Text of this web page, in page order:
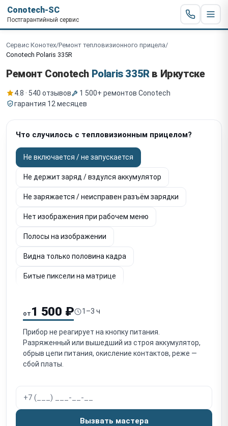
Conotech-SC
Постгарантийный сервис
Сервис Конотех/Ремонт тепловизионного прицела/
Conotech Polaris 335R
Ремонт Conotech Polaris 335R в Иркутске
4.8 · 540 отзывов
1 500+ ремонтов Conotech
гарантия 12 месяцев
Что случилось с тепловизионным прицелом?
Не включается / не запускается
Не держит заряд / вздулся аккумулятор
Не заряжается / неисправен разъём зарядки
Нет изображения при рабочем меню
Полосы на изображении
Видна только половина кадра
Битые пиксели на матрице
Не работает энкодер / кнопки управления
Выключается после выстрела
Сбивается пристрелка (уход СТП)
Повреждение объектива (германиевой линзы)
от 1 500 ₽ 1–3 ч
Прибор не реагирует на кнопку питания.
Разряженный или вышедший из строя аккумулятор,
обрыв цепи питания, окисление контактов, реже —
сбой платы.
Вызвать мастера